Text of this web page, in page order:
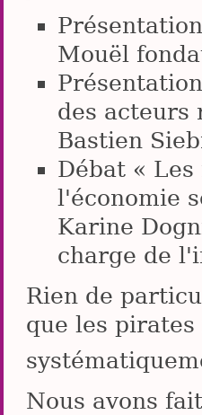
Mouël
des acteurs
Bastien
Débat «
l'économie
Karine
charge de
Rien de
que les pirates
Nous avons